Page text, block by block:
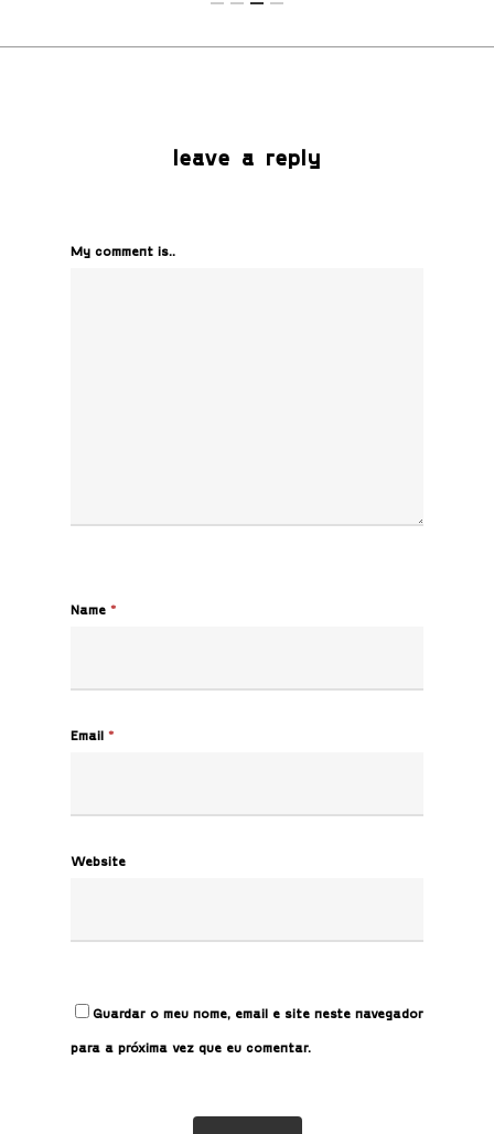
leave a reply
My comment is..
Name *
Email *
Website
Guardar o meu nome, email e site neste navegador
para a próxima vez que eu comentar.